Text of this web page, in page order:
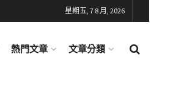
星期五, 7 8 月, 2026
熱門文章 文章分類